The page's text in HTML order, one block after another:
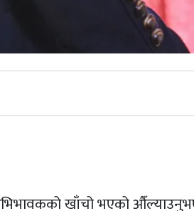
अभिभावकको खाँचो भएको